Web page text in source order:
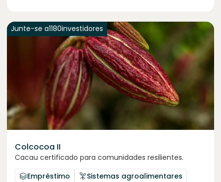
Junte-se a1180investidores
Colcocoa II
Cacau certificado para comunidades resilientes.
Empréstimo
Sistemas agroalimentares